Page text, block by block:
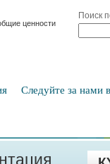
Поиск
Следуйте за нами